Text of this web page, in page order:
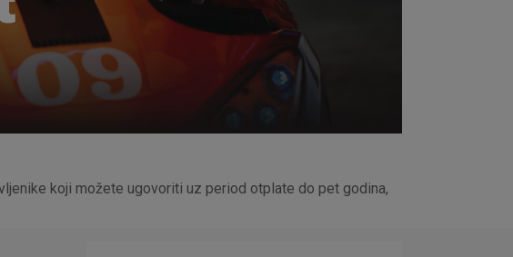
koji možete ugovoriti uz period otplate do pet godina,